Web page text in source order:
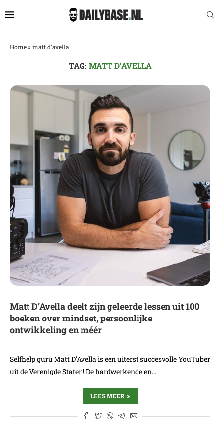
Home» matt d'avella
TAG: MATT D’AVELLA
Matt D’Avella deelt zijn geleerde lessen uit 100
boeken over mindset, persoonlijke
ontwikkeling en méér
Selfhelp guru Matt D’Avella is een uiterst succesvolle YouTuber
uit de Verenigde Staten! De hardwerkende en…
LEES MEER